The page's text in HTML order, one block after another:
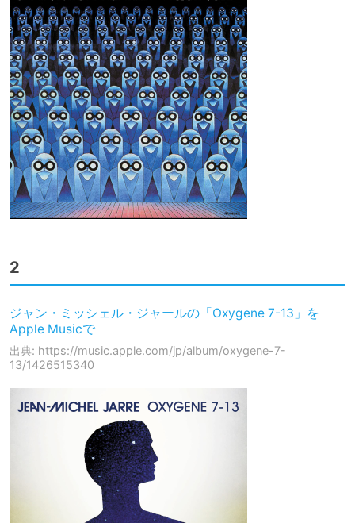
2
‎ジャン・ミッシェル・ジャールの「Oxygene 7-13」を
Apple Musicで
出典: https://music.apple.com/jp/album/oxygene-7-
13/1426515340